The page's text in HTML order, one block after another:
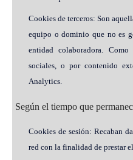
Cookies de terceros: Son
equipo o dominio que no es
entidad colaboradora.
sociales, o por contenido
Analytics.
Según el tiempo que
Cookies de sesión: Recaban
red con la finalidad de prestar